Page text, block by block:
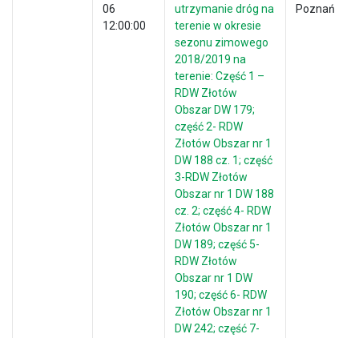
06
12:00:00
utrzymanie dróg na
terenie w okresie
sezonu zimowego
2018/2019 na
terenie: Część 1 –
RDW Złotów
Obszar DW 179;
część 2- RDW
Złotów Obszar nr 1
DW 188 cz. 1; część
3-RDW Złotów
Obszar nr 1 DW 188
cz. 2; część 4- RDW
Złotów Obszar nr 1
DW 189; część 5-
RDW Złotów
Obszar nr 1 DW
190; część 6- RDW
Złotów Obszar nr 1
DW 242; część 7-
Poznań